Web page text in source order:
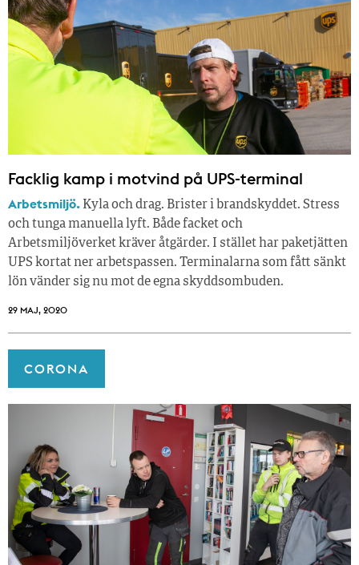
Facklig kamp i motvind på UPS-terminal
Arbetsmiljö. Kyla och drag. Brister i brandskyddet. Stress
och tunga manuella lyft. Både facket och
Arbetsmiljöverket kräver åtgärder. I stället har paketjätten
UPS kortat ner arbetspassen. Terminalarna som fått sänkt
lön vänder sig nu mot de egna skyddsombuden.
29 MAJ, 2020
CORONA